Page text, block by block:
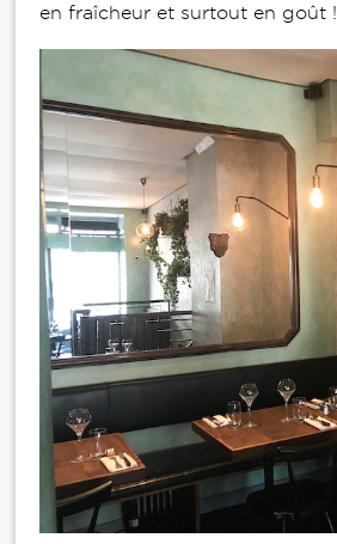
en fraîcheur et surtout en goût !